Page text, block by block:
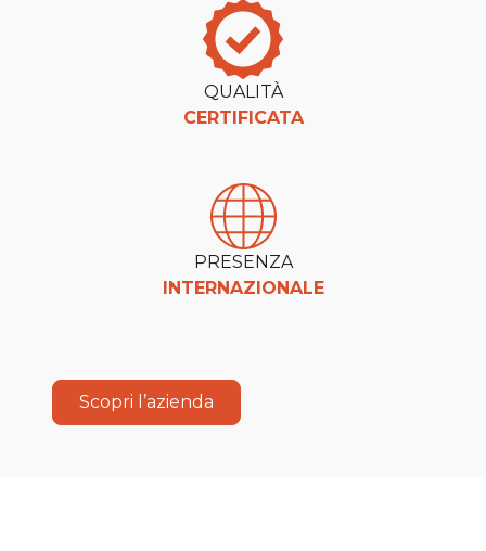
QUALITÀ
CERTIFICATA
PRESENZA
INTERNAZIONALE
Scopri l’azienda